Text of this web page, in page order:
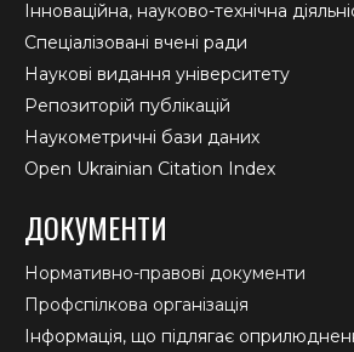
Інноваційна, науково-технічна
Спеціалізовані вчені ради
Наукові видання університету
Репозиторій публікацій
Наукометричні бази даних
Open Ukrainian Citation Index
ДОКУМЕНТИ
Нормативно-правові документи
Профспілкова організація
Інформація, що підлягає